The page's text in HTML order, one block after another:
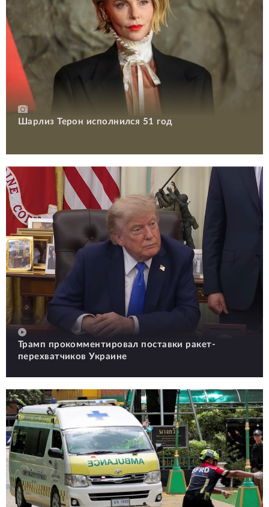
Шарлиз Терон исполнился 51 год
Трамп прокомментировал поставки ракет-
перехватчиков Украине